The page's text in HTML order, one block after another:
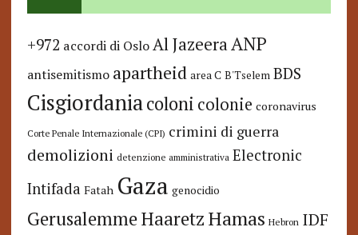
+972 accordi di Oslo Al JazeeraANP
antisemitismo apartheid area C B'Tselem BDS
Cisgiordaniacoloni colonie coronavirus
Corte Penale Internazionale (CPI) crimini di guerra
demolizioni detenzione amministrativa Electronic
Intifada Fatah Gaza genocidio
GerusalemmeHaaretzHamas Hebron IDF